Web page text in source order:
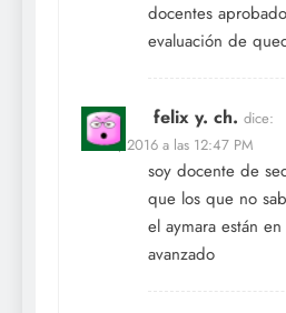
docentes
evaluación de
felix y. ch. dice:
Nov 9, 2016 a las 12:47 PM
soy docente de
que los que no
el aymara están
avanzado